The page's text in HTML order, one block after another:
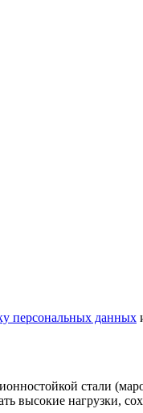
персональных данных
стали
высокие нагрузки,